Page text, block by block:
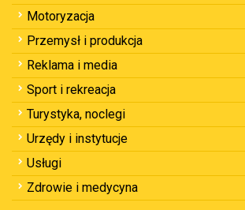
Motoryzacja
Przemysł i produkcja
Reklama i media
Sport i rekreacja
Turystyka, noclegi
Urzędy i instytucje
Usługi
Zdrowie i medycyna